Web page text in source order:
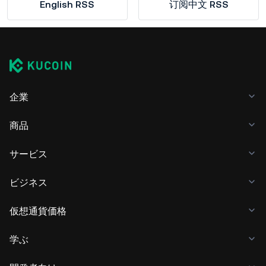
English RSS 订阅中文 RSS
企業
商品
サービス
ビジネス
仮想通貨価格
学ぶ